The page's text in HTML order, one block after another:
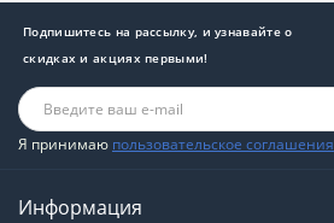
Подпишитесь на рассылку, и узнавайте о
скидках и акциях первыми!
Я принимаю пользовательское соглашения
Информация